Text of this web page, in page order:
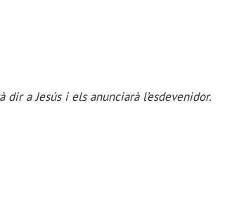
a Jesús i els anunciarà l’esdevenidor.